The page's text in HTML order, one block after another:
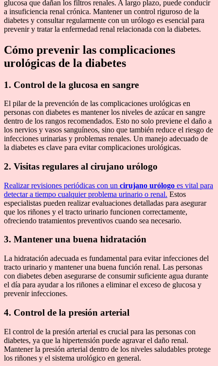
glucosa que dañan los filtros renales. A largo plazo, puede conducir
a insuficiencia renal crónica. Mantener un control riguroso de la
diabetes y consultar regularmente con un urólogo es esencial para
prevenir y tratar la enfermedad renal relacionada con la diabetes.
Cómo prevenir las complicaciones
urológicas de la diabetes
1. Control de la glucosa en sangre
El pilar de la prevención de las complicaciones urológicas en
personas con diabetes es mantener los niveles de azúcar en sangre
dentro de los rangos recomendados. Esto no solo previene el daño a
los nervios y vasos sanguíneos, sino que también reduce el riesgo de
infecciones urinarias y problemas renales. Un manejo adecuado de
la diabetes es clave para evitar complicaciones urológicas.
2. Visitas regulares al cirujano urólogo
Realizar revisiones periódicas con un cirujano urólogo es vital para
detectar a tiempo cualquier problema urinario o renal. Estos
especialistas pueden realizar evaluaciones detalladas para asegurar
que los riñones y el tracto urinario funcionen correctamente,
ofreciendo tratamientos preventivos cuando sea necesario.
3. Mantener una buena hidratación
La hidratación adecuada es fundamental para evitar infecciones del
tracto urinario y mantener una buena función renal. Las personas
con diabetes deben asegurarse de consumir suficiente agua durante
el día para ayudar a los riñones a eliminar el exceso de glucosa y
prevenir infecciones.
4. Control de la presión arterial
El control de la presión arterial es crucial para las personas con
diabetes, ya que la hipertensión puede agravar el daño renal.
Mantener la presión arterial dentro de los niveles saludables protege
los riñones y el sistema urológico en general.